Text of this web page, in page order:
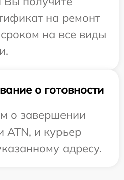
на ремонт
на все виды
о готовности
о завершении
ATN, и курьер
адресу.